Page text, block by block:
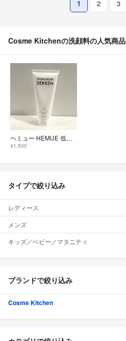
1 2 3
Cosme Kitchenの洗顔料の人気商品
ヘミュー HEMUE 低温熟成石けん 洗顔 石鹸 残9割以上
¥1,500
タイプで絞り込み
レディース
メンズ
キッズ／ベビー／マタニティ
ブランドで絞り込み
Cosme Kitchen